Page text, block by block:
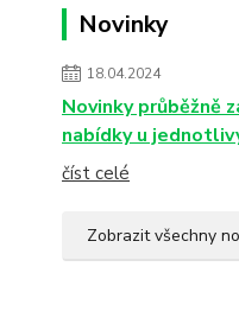
Novinky
18.04.2024
Novinky průběžně
nabídky u
číst celé
Zobrazit všechny